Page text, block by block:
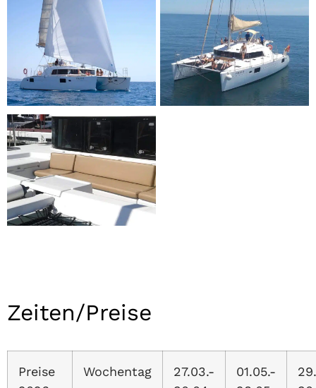
Zeiten/Preise
Preise
Wochentag
27.03.-
01.05.-